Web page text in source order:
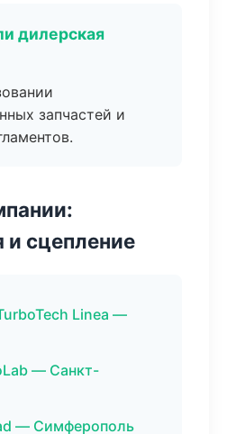
дилерская
запчастей и
и сцепление
Linea —
— Санкт-
— Симферополь